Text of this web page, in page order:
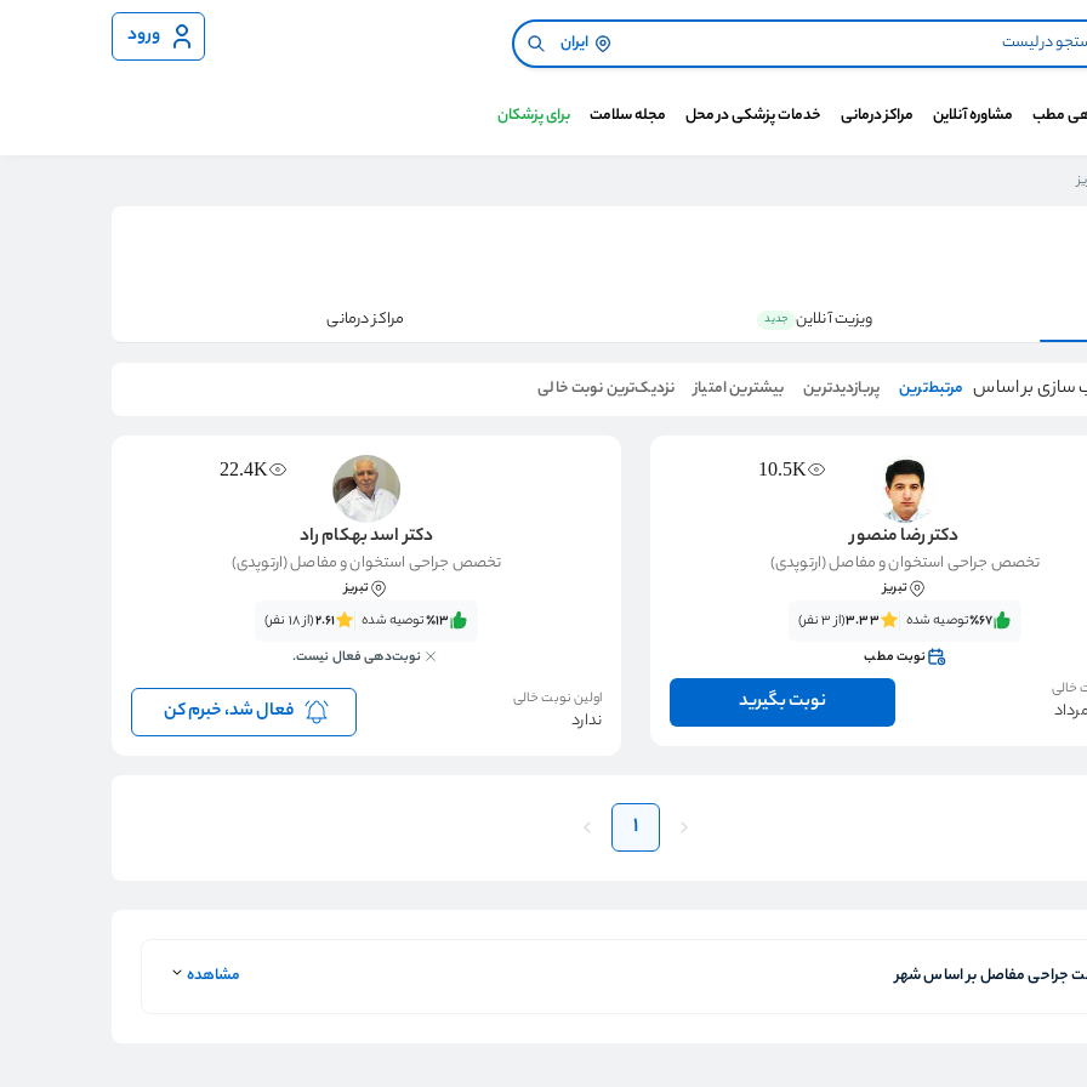
ایران ورود
مطب مشاوره آنلاین مراکز درمانی خدمات پزشکی در محل مجله سلامت برای پزشکان
ویزیت آنلاین جدید مراکز درمانی
سازی بر اساس مرتبط‌ترین پربازدیدترین بیشترین امتیاز نزدیک‌ترین نوبت خالی
10.5K
دکتر رضا منصور
تخصص جراحی استخوان و مفاصل (ارتوپدی)
تبریز
٪67‌‌‌توصیه شده 3.33(از 3 نفر)
نوبت مطب
خالی
نوبت بگیرید
22.4K
دکتر اسد بهکام راد
تخصص جراحی استخوان و مفاصل (ارتوپدی)
تبریز
٪13‌‌‌توصیه شده 2.61(از 18 نفر)
نوبت‌دهی فعال نیست.
اولین نوبت خالی
ندارد فعال شد، خبرم کن
1
جراحی مفاصل بر اساس شهر مشاهده